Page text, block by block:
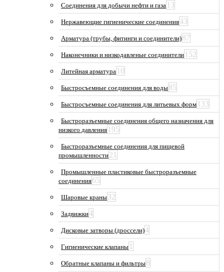
Соединения для добычи нефти и газа 13
Нержавеющие гигиенические соединения43
Арматура (трубы, фитинги и соединители)87
Наконечники и низкодавленые соединители 152
Литейная арматура 10
Быстросъемные соединения для воды85
Быстросъемные соединения для литьевых форм 133
Быстроразъемные соединения общего назначения для
низкого давления 195
Быстроразъемные соединения для пищевой
промышленности21
Промышленные пластиковые быстроразъемные
соединения65
Шаровые краны32
Задвижки4
Дисковые затворы (дроссели)4
Гигиенические клапаны 1
Обратные клапаны и фильтры8